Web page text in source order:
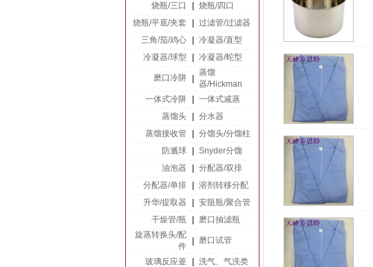
烧瓶/三口
烧瓶/四口
烧瓶/平底/夹套
过滤管/过滤器
三角/茄/鸡心
冷凝器/直型
冷凝器/球型
冷凝器/蛇型
磨口冷阱
蒸馏
器/Hickman
一体式冷阱
一体式减蒸
蒸馏头
分水器
蒸馏接收管
分馏头/分馏柱
防溅球
Snyder分馏
油泡器
分配器/双排
分配器/单排
溶剂转移分配
升华/提取器
安瓿瓶/聚合管
干燥管/瓶
磨口抽滤瓶
旋蒸转换头/配
件
磨口试管
玻璃反应釜
洗气、气洗类